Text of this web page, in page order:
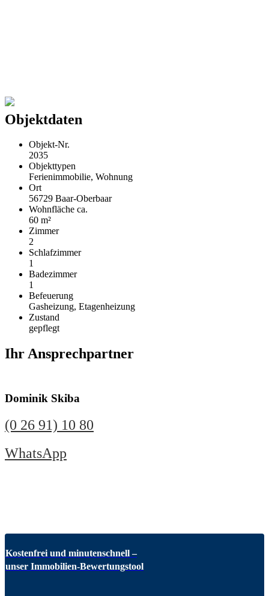
Objektdaten
Objekt-Nr.
2035
Objekttypen
Ferienimmobilie, Wohnung
Ort
56729 Baar-Oberbaar
Wohnfläche ca.
60 m²
Zimmer
2
Schlafzimmer
1
Badezimmer
1
Befeuerung
Gasheizung, Etagenheizung
Zustand
gepflegt
Ihr Ansprechpartner
Dominik Skiba
(0 26 91) 10 80
WhatsApp
Kostenfrei und minutenschnell –
unser Immobilien-Bewertungstool